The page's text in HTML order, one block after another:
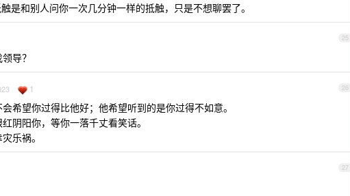
是和别人问你一次几分钟一样的抵触，只是不想聊罢了。
25
导？
26
1
希望你过得比他好；他希望听到的是你过得不如意。
阴阳你，等你一落千丈看笑话。
乐祸。
27